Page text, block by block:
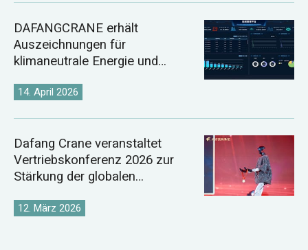
DAFANGCRANE erhält
Auszeichnungen für
klimaneutrale Energie und
14. April 2026
Dafang Crane veranstaltet
Vertriebskonferenz 2026 zur
Stärkung der globalen
12. März 2026